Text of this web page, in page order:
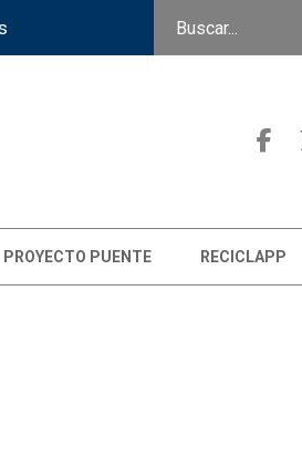
PROYECTO PUENTE RECICLAPP